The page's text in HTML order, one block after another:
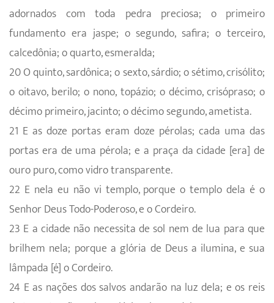
adornados com toda pedra preciosa; o primeiro
fundamento era jaspe; o segundo, safira; o terceiro,
calcedônia; o quarto, esmeralda;
20 O quinto, sardônica; o sexto, sárdio; o sétimo, crisólito;
o oitavo, berilo; o nono, topázio; o décimo, crisópraso; o
décimo primeiro, jacinto; o décimo segundo, ametista.
21 E as doze portas eram doze pérolas; cada uma das
portas era de uma pérola; e a praça da cidade [era] de
ouro puro, como vidro transparente.
22 E nela eu não vi templo, porque o templo dela é o
Senhor Deus Todo-Poderoso, e o Cordeiro.
23 E a cidade não necessita de sol nem de lua para que
brilhem nela; porque a glória de Deus a ilumina, e sua
lâmpada [é] o Cordeiro.
24 E as nações dos salvos andarão na luz dela; e os reis